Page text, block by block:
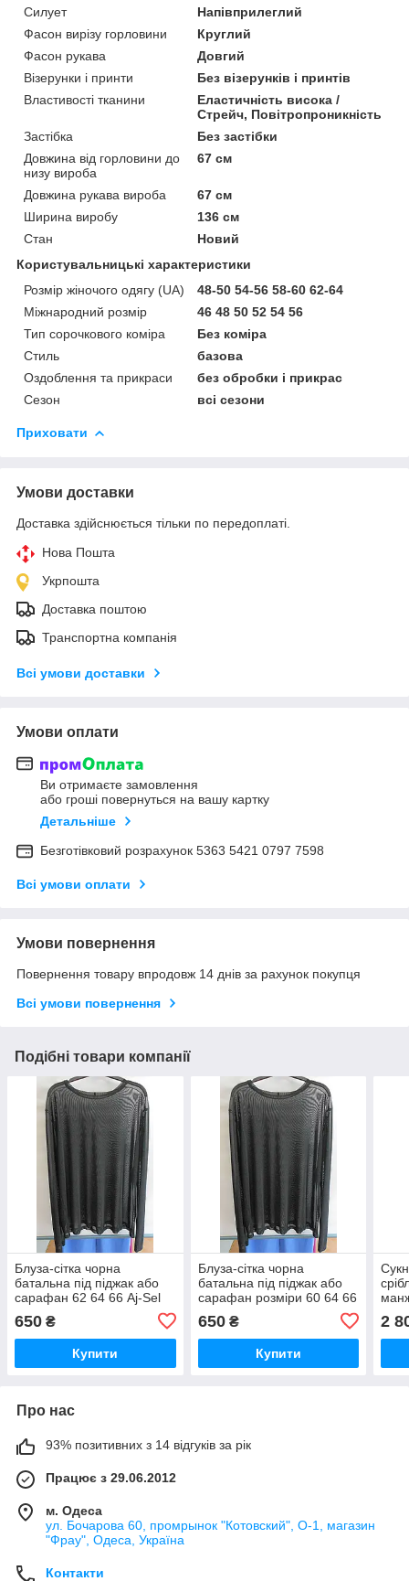
Силует
Напівприлеглий
Фасон вирізу горловини
Круглий
Фасон рукава
Довгий
Візерунки і принти
Без візерунків і принтів
Властивості тканини
Еластичність висока /
Стрейч, Повітропроникність
Застібка
Без застібки
Довжина від горловини до
низу вироба
67 см
Довжина рукава вироба
67 см
Ширина виробу
136 см
Стан
Новий
Користувальницькі характеристики
Розмір жіночого одягу (UA)
48-50 54-56 58-60 62-64
Міжнародний розмір
46 48 50 52 54 56
Тип сорочкового коміра
Без коміра
Стиль
базова
Оздоблення та прикраси
без обробки і прикрас
Сезон
всі сезони
Приховати
Умови доставки
Доставка здійснюється тільки по передоплаті.
Нова Пошта
Укрпошта
Доставка поштою
Транспортна компанія
Всі умови доставки
Умови оплати
Ви отримаєте замовлення
або гроші повернуться на вашу картку
Детальніше
Безготівковий розрахунок 5363 5421 0797 7598
Всі умови оплати
Умови повернення
Повернення товару впродовж 14 днів за рахунок покупця
Всі умови повернення
Подібні товари компанії
Блуза-сітка чорна
батальна під піджак або
сарафан 62 64 66 Aj-Sel
650 ₴
Купити
Блуза-сітка чорна
батальна під піджак або
сарафан розміри 60 64 66
650₴
Купити
2
Про нас
93% позитивних з 14 відгуків за рік
Працює з 29.06.2012
м. Одеса
ул. Бочарова 60, промрынок "Котовский", О-1, магазин
"Фрау", Одеса, Україна
Контакти